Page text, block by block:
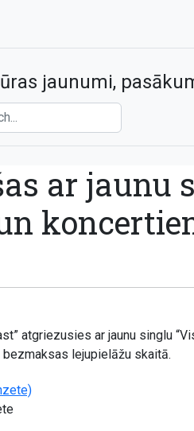
jaunumi,
ar jaunu
atgriezusies ar jaunu singlu
lejupielāžu skaitā.